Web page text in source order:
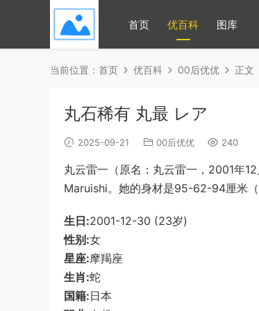
首页 优百科 图库
当前位置： 首页 优百科 00后优优 正文
丸石稀有 丸最 レア
2025-09-21 00后优优 240
丸云雷一（原名：丸云雷一，2001年
Maruishi。她的身材是95-62-94厘米
生日:2001-12-30 (23岁)
性别:女
星座:摩羯座
生肖:蛇
国籍:日本